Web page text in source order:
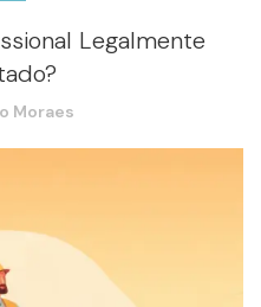
Legalmente
Moraes